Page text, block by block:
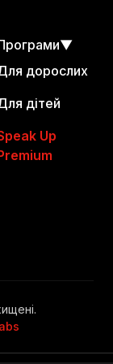
▼
дорослих
дітей
Up